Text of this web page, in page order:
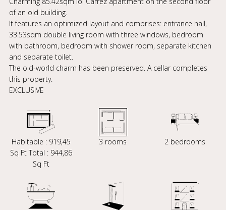
of an old building.
It features an optimized layout and comprises: entrance hall,
33.53sqm double living room with three windows, bedroom
with bathroom, bedroom with shower room, separate kitchen
and separate toilet.
The old-world charm has been preserved. A cellar completes
this property.
EXCLUSIVE
Habitable : 919,45
Sq Ft Total : 944,86
Sq Ft
3 rooms 2 bedrooms